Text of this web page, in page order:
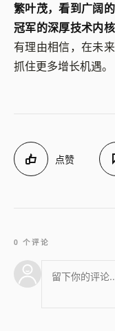
繁叶茂，看到广阔
冠军的深厚技术内
有理由相信，在未
抓住更多增长机遇。
点赞
0 个评论